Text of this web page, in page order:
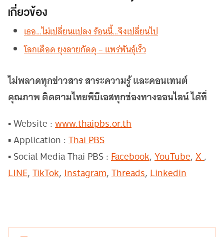
เกี่ยวข้อง
เธอ…ไม่เปลี่ยนแปลง ร้อนนี้…จึงเปลี่ยนไป
โลกเดือด ยุงลายกัดดุ – แพร่พันธุ์เร็ว
ไม่พลาดทุกข่าวสาร สาระความรู้ และคอนเทนต์
คุณภาพ ติดตามไทยพีบีเอสทุกช่องทางออนไลน์ ได้ที่
▪ Website :www.thaipbs.or.th
▪ Application :Thai PBS
▪ Social Media Thai PBS :Facebook,YouTube,X,
LINE,TikTok,Instagram,Threads,Linkedin